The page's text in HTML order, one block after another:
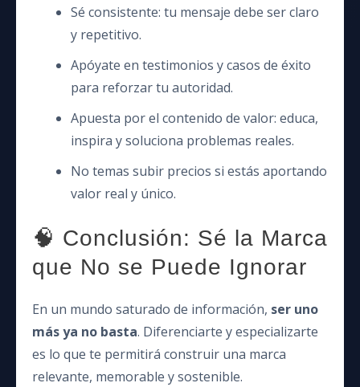
Sé consistente: tu mensaje debe ser claro
y repetitivo.
Apóyate en testimonios y casos de éxito
para reforzar tu autoridad.
Apuesta por el contenido de valor: educa,
inspira y soluciona problemas reales.
No temas subir precios si estás aportando
valor real y único.
🧠 Conclusión: Sé la Marca
que No se Puede Ignorar
En un mundo saturado de información, ser uno
más ya no basta. Diferenciarte y especializarte
es lo que te permitirá construir una marca
relevante, memorable y sostenible.